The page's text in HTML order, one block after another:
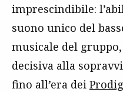
imprescindibile:
suono unico del
musicale del
decisiva alla
fino all’era dei